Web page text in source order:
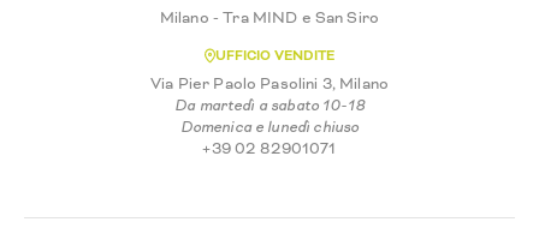
Milano - Tra MIND e San Siro
UFFICIO VENDITE
Via Pier Paolo Pasolini 3, Milano
Da martedì a sabato 10-18
Domenica e lunedì chiuso
+39 02 82901071